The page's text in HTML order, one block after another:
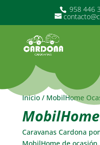
958 446
Inicio/ MobilHome
Caravanas Cardona